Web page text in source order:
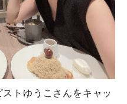
ストゆうこさんをキャッ